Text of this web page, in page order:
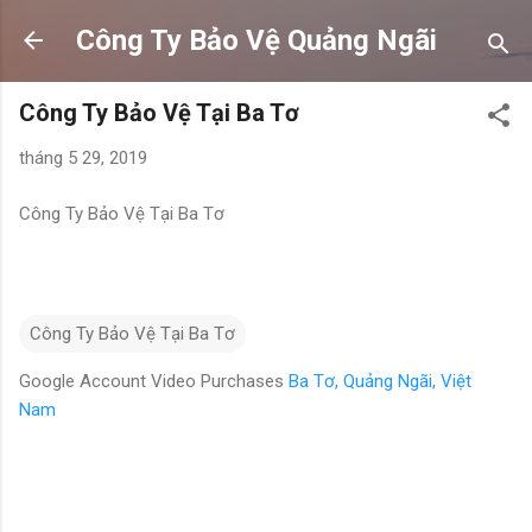
Chuyển đến nội dung chính
Công Ty Bảo Vệ Quảng Ngãi
Công Ty Bảo Vệ Tại Ba Tơ
tháng 5 29, 2019
Công Ty Bảo Vệ Tại Ba Tơ
Công Ty Bảo Vệ Tại Ba Tơ
Google Account Video Purchases Ba Tơ, Quảng Ngãi, Việt
Nam